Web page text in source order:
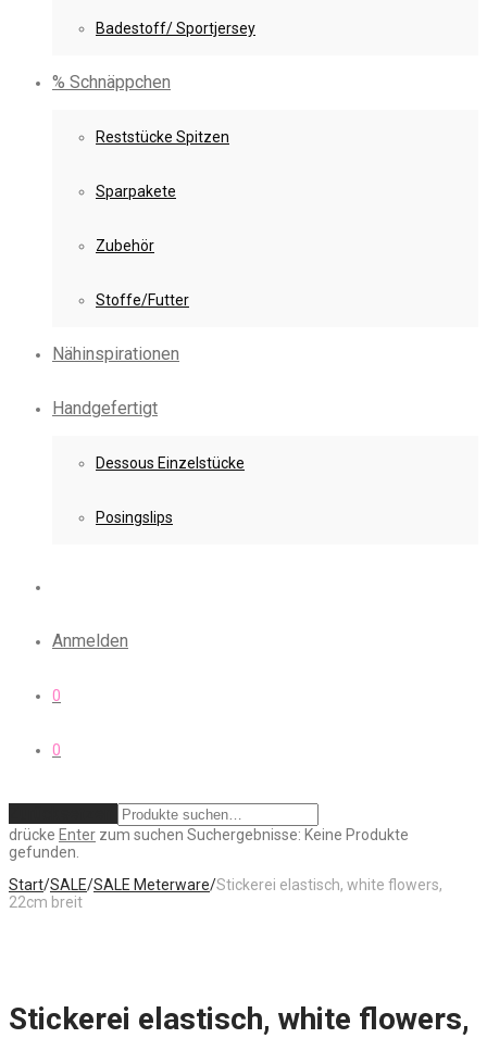
Badestoff/ Sportjersey
% Schnäppchen
Reststücke Spitzen
Sparpakete
Zubehör
Stoffe/Futter
Nähinspirationen
Handgefertigt
Dessous Einzelstücke
Posingslips
Anmelden
0
0
drücke Enter zum suchen Suchergebnisse: Keine Produkte
gefunden.
Start/SALE/SALE Meterware/Stickerei elastisch, white flowers,
22cm breit
Stickerei elastisch, white flowers,